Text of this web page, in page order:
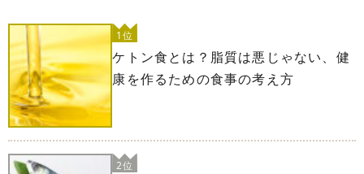
1位
ケトン食とは？脂質は悪じゃない、健
康を作るための食事の考え方
2位